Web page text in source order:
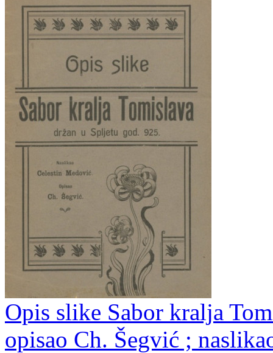
Opis slike Sabor kralja
opisao Ch. Šegvić ;